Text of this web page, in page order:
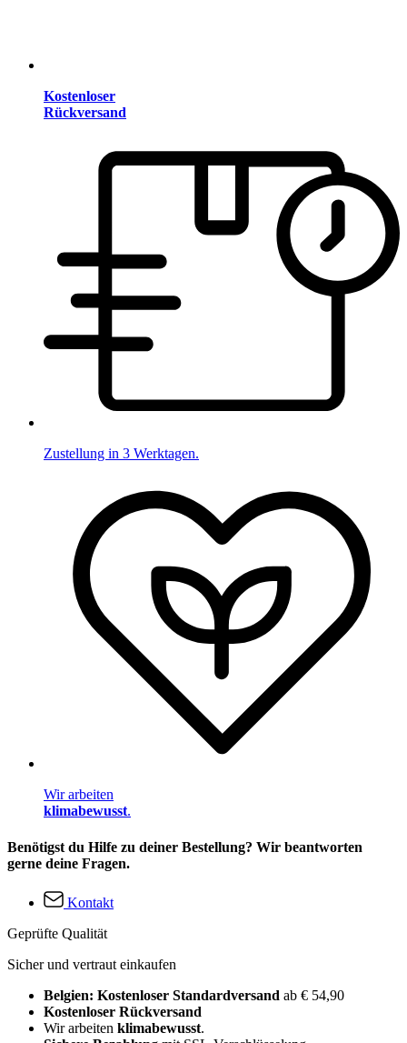
Kostenloser
Rückversand
Zustellung in 3 Werktagen.
Wir arbeiten
klimabewusst.
Benötigst du Hilfe zu deiner Bestellung? Wir beantworten
gerne deine Fragen.
Kontakt
Geprüfte Qualität
Sicher und vertraut einkaufen
Belgien: Kostenloser Standardversand ab € 54,90
Kostenloser Rückversand
Wir arbeiten klimabewusst.